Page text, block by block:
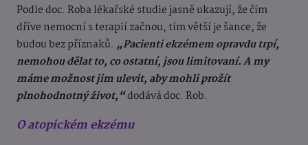
Podle doc. Roba lékařské studie jasně ukazují, že čím
dříve nemocní s terapií začnou, tím větší je šance, že
budou bez příznaků. „Pacienti ekzémem opravdu trpí,
nemohou dělat to, co ostatní, jsou limitovaní. A my
máme možnost jim ulevit, aby mohli prožít
plnohodnotný život,“dodává doc. Rob.
O atopickém ekzému